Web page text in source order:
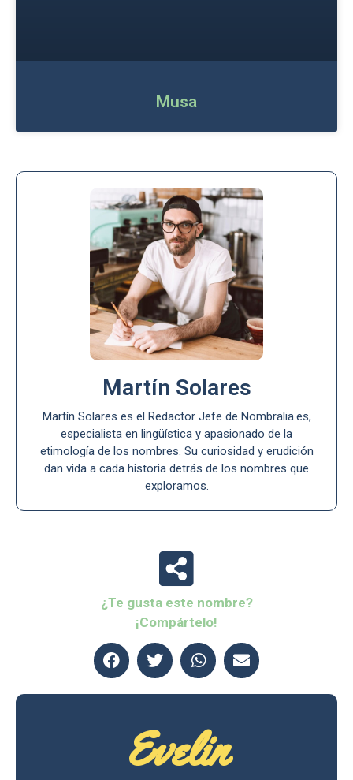
Musa
Martín Solares
Martín Solares es el Redactor Jefe de Nombralia.es,
especialista en lingüística y apasionado de la
etimología de los nombres. Su curiosidad y erudición
dan vida a cada historia detrás de los nombres que
exploramos.
¿Te gusta este nombre?
¡Compártelo!
Evelin